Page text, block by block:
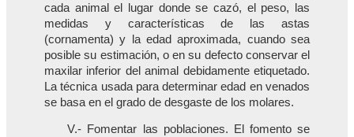
cada animal el lugar donde se cazó, el peso, las
medidas y características de las astas
(cornamenta) y la edad aproximada, cuando sea
posible su estimación, o en su defecto conservar el
maxilar inferior del animal debidamente etiquetado.
La técnica usada para determinar edad en venados
se basa en el grado de desgaste de los molares.
V.- Fomentar las poblaciones. El fomento se